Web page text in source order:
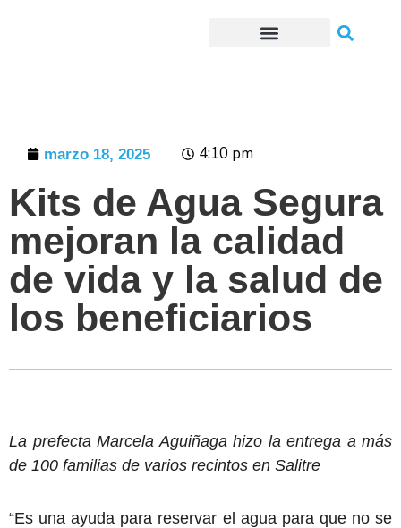
marzo 18, 2025 4:10 pm
Kits de Agua Segura
mejoran la calidad
de vida y la salud de
los beneficiarios
La prefecta Marcela Aguiñaga hizo la entrega a más
de 100 familias de varios recintos en Salitre
“Es una ayuda para reservar el agua para que no se